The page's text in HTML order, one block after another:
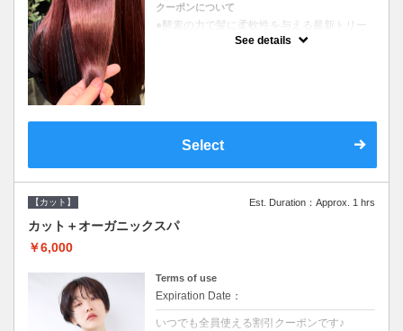
クーポンについて
●酵素の力で髪に柔軟性を与える最新トリー
トメント●ＳＢ込●長さ料金あり《こちらのク
ーポンご利用のお客様のみ》オリジナル酵素
See details
Select
【カット】 Est. Duration：Approx. 1 hrs
カット＋オーガニックスパ
￥6,000
Terms of use
Expiration Date：
いつでも全員使える割引クーポンです♪